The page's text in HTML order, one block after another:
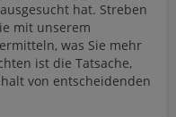
hat. Streben
mit unserem
ermitteln, was Sie mehr
ist die Tatsache,
von entscheidenden